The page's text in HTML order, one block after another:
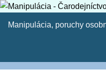
Skip
Manipulácia, poruchy